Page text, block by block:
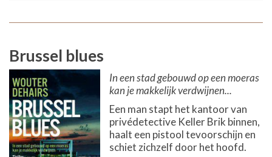
Brussel blues
In een stad gebouwd op een moeras
kan je makkelijk verdwijnen...
Een man stapt het kantoor van
privédetective Keller Brik binnen,
haalt een pistool tevoorschijn en
schiet zichzelf door het hoofd.